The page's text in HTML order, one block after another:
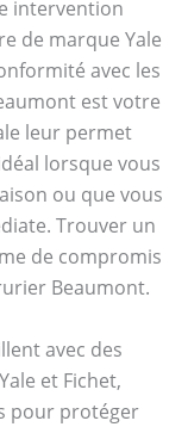
intervention
de marque Yale
avec les
est votre
leur permet
lorsque vous
ou que vous
Trouver un
de compromis
Beaumont.
avec des
et Fichet,
pour protéger